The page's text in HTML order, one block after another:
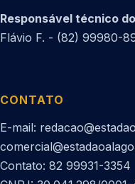
Responsável técnico
Flávio F. - (82) 99980-
CONTATO
E-mail:
Contato: 82 99931-3354